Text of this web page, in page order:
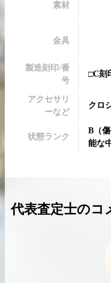
希少なリザード素材のバ
素材
金具
製造刻印/番
号
□C刻
アクセサリ
ーなど
クロ
状態ランク
B （
能な
代表査定士のコ